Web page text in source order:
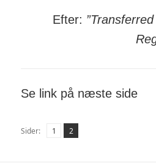
Efter:
Se link på næste side
Sider: Side
1 ,
Side
2